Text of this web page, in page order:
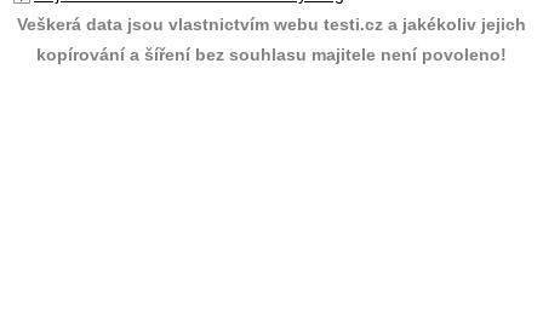
Veškerá data jsou vlastnictvím webu testi.cz a jakékoliv jejich
kopírování a šíření bez souhlasu majitele není povoleno!